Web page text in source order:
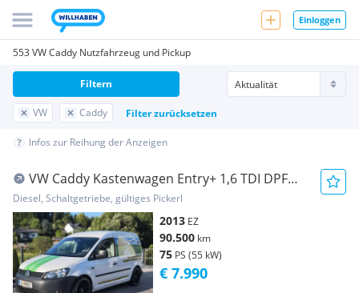
Einloggen
553 VW Caddy Nutzfahrzeug und Pickup
VW Caddy Filter zurücksetzen
Filtern
Infos zur Reihung der Anzeigen
VW Caddy Kastenwagen Entry+ 1,6 TDI DPF
Transporter / Kastenwagen
Diesel, Schaltgetriebe, gültiges Pickerl
2013 EZ
90.500 km
75 PS (55 kW)
€ 7.990